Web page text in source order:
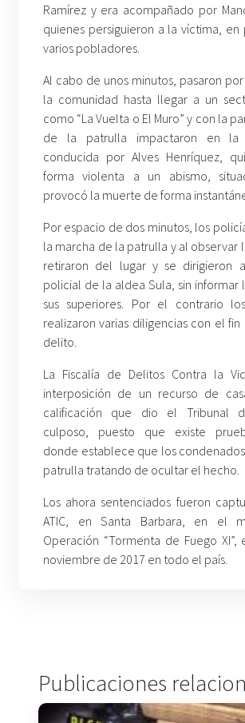
Ramírez y era acompañado por
quienes persiguieron a la víctima, en
varios pobladores.
Al cabo de unos minutos, pasaron
la comunidad hasta llegar a un
como “La Vuelta o El Muro” y con la
de la patrulla impactaron en la
conducida por Alves Henríquez,
forma violenta a un abismo,
provocó la muerte de forma
Por espacio de dos minutos, los
la marcha de la patrulla y al observar
retiraron del lugar y se dirigieron
policial de la aldea Sula, sin informar
sus superiores. Por el contrario
realizaron varias diligencias con el
delito.
La Fiscalía de Delitos Contra la
interposición de un recurso de
calificación que dio el Tribunal
culposo, puesto que existe
donde establece que los
patrulla tratando de ocultar el hecho.
Los ahora sentenciados fueron
ATIC, en Santa Barbara, en el
Operación “Tormenta de Fuego XI”,
noviembre de 2017 en todo el país.
Publicaciones